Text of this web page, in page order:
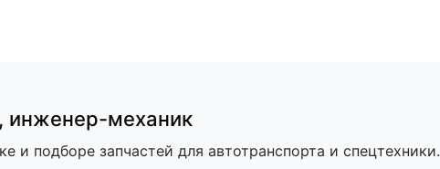
, инженер-механик
и подборе запчастей для автотранспорта и спецтехники.